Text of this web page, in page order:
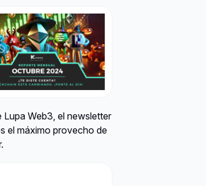
Web3, el newsletter
el máximo provecho de